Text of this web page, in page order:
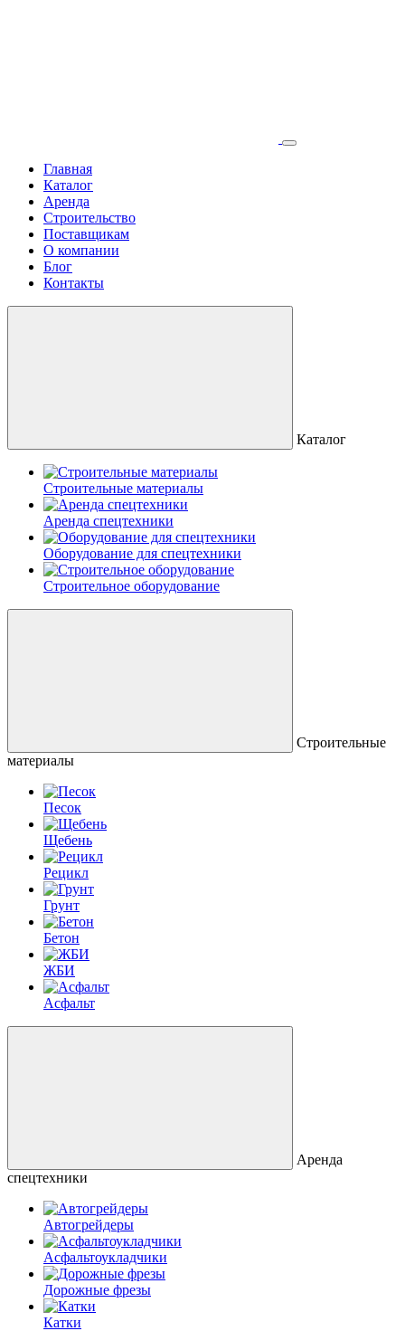
Главная
Каталог
Аренда
Строительство
Поставщикам
О компании
Блог
Контакты
Каталог
Строительные материалы
Аренда спецтехники
Оборудование для спецтехники
Строительное оборудование
Строительные
материалы
Песок
Щебень
Рецикл
Грунт
Бетон
ЖБИ
Асфальт
Аренда
спецтехники
Автогрейдеры
Асфальто­укладчики
Дорожные фрезы
Катки